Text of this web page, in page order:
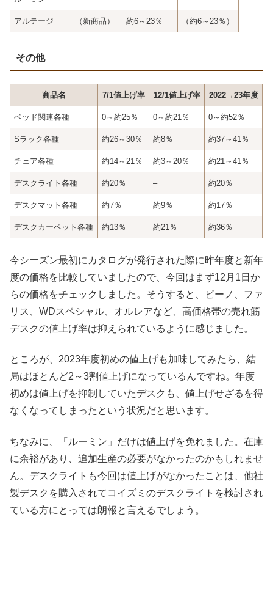
アルテージ （新商品） 約6～23％ （約6～23％）
その他
商品名 7/1値上げ率 12/1値上げ率 2022→23年度
ベッド関連各種 0～約25％ 0～約21％ 0～約52％
Sラック各種 約26～30％ 約8％ 約37～41％
チェア各種 約14～21％ 約3～20％ 約21～41％
デスクライト各種 約20％ – 約20％
デスクマット各種 約7％ 約9％ 約17％
デスクカーペット各種 約13％ 約21％ 約36％
今シーズン最初にカタログが発行された際に昨年度と新年
度の価格を比較していましたので、今回はまず12月1日か
らの価格をチェックしました。そうすると、ビーノ、ファ
リス、WDスペシャル、オルレアなど、高価格帯の売れ筋
デスクの値上げ率は抑えられているように感じました。
ところが、2023年度初めの値上げも加味してみたら、結
局はほとんど2～3割値上げになっているんですね。年度
初めは値上げを抑制していたデスクも、値上げせざるを得
なくなってしまったという状況だと思います。
ちなみに、「ルーミン」だけは値上げを免れました。在庫
に余裕があり、追加生産の必要がなかったのかもしれませ
ん。デスクライトも今回は値上げがなかったことは、他社
製デスクを購入されてコイズミのデスクライトを検討され
ている方にとっては朗報と言えるでしょう。